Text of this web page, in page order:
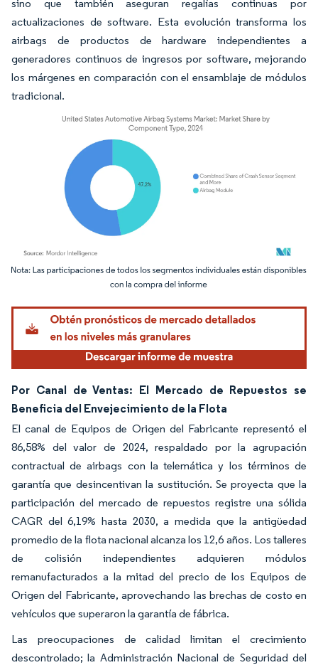
sino que también aseguran regalías continuas por
actualizaciones de software. Esta evolución transforma los
airbags de productos de hardware independientes a
generadores continuos de ingresos por software, mejorando
los márgenes en comparación con el ensamblaje de módulos
tradicional.
Imagen © Mordor Intelligence. El uso requiere atribución según CC BY 4.0.
Por Canal de Ventas: El Mercado de Repuestos se
Beneficia del Envejecimiento de la Flota
El canal de Equipos de Origen del Fabricante representó el
86,58% del valor de 2024, respaldado por la agrupación
contractual de airbags con la telemática y los términos de
garantía que desincentivan la sustitución. Se proyecta que la
participación del mercado de repuestos registre una sólida
CAGR del 6,19% hasta 2030, a medida que la antigüedad
promedio de la flota nacional alcanza los 12,6 años. Los talleres
de colisión independientes adquieren módulos
remanufacturados a la mitad del precio de los Equipos de
Origen del Fabricante, aprovechando las brechas de costo en
vehículos que superaron la garantía de fábrica.
Las preocupaciones de calidad limitan el crecimiento
descontrolado; la Administración Nacional de Seguridad del